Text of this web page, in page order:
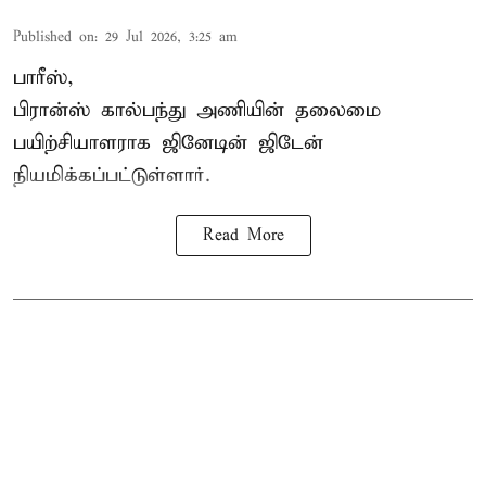
Published on: 29 Jul 2026, 3:25 am
பாரீஸ்,
பிரான்ஸ் கால்பந்து அணியின் தலைமை
பயிற்சியாளராக ஜினேடின் ஜிடேன்
நியமிக்கப்பட்டுள்ளார்.
Read More